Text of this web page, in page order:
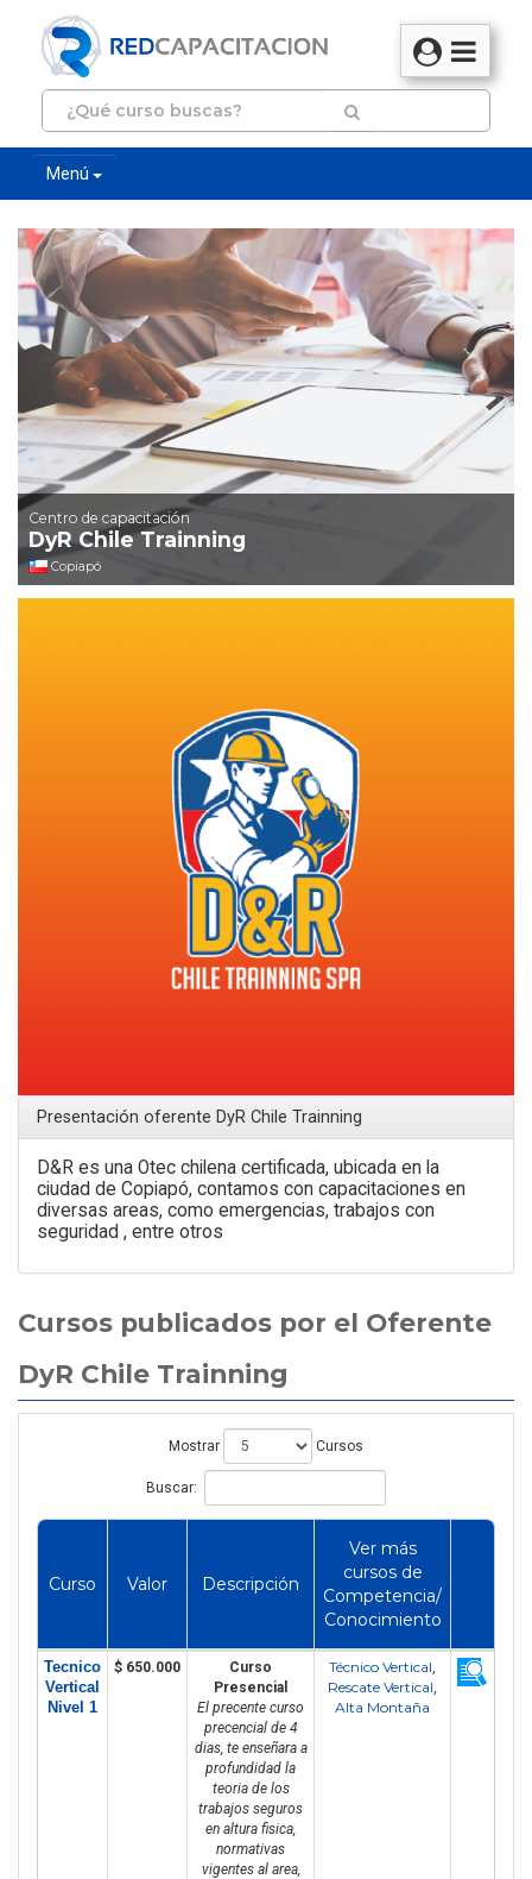
Menú
Centro de capacitación
DyR Chile Trainning
Copiapó
Presentación oferente DyR Chile Trainning
D&R es una Otec chilena certificada, ubicada en la
ciudad de Copiapó, contamos con capacitaciones en
diversas areas, como emergencias, trabajos con
seguridad , entre otros
Cursos publicados por el Oferente
DyR Chile Trainning
Mostrar Cursos
Buscar:
Curso Valor Descripción
Ver más
cursos de
Competencia/
Conocimiento
Tecnico
Vertical
Nivel 1
$ 650.000
Curso
Presencial
El precente curso
precencial de 4
dias, te enseñara a
profundidad la
teoria de los
trabajos seguros
en altura fisica,
normativas
vigentes al area,
Técnico Vertical,
Rescate Vertical,
Alta Montaña